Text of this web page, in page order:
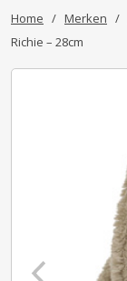
Home / Merken /
Richie – 28cm